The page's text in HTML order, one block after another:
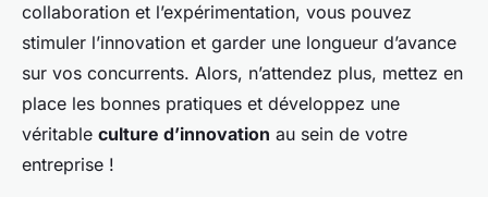
collaboration et l’expérimentation, vous pouvez
stimuler l’innovation et garder une longueur d’avance
sur vos concurrents. Alors, n’attendez plus, mettez en
place les bonnes pratiques et développez une
véritable culture d’innovation au sein de votre
entreprise !